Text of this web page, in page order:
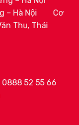
– Hà Nội
Cơ
Thụ, Thái
0888 52 55 66